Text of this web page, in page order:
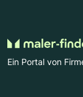
Ein Portal von